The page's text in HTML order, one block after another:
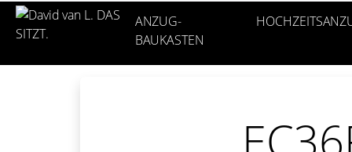
ANZUG-
BAUKASTEN